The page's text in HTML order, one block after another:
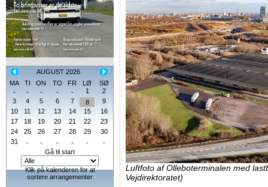
AUGUST 2026
MA
TI ON TO FR LØ
SØ
-
- - - - 1
2
3
4 5 6 7 8
9
10
11 12 13 14 15
16
17
18 19 20 21 22
23
24
25 26 27 28 29
30
31
- - - - -
-
Gå til start
Klik på kalenderen for at
sortere arrangementer
Luftfoto af Olleboterminalen med
Vejdirektoratet)